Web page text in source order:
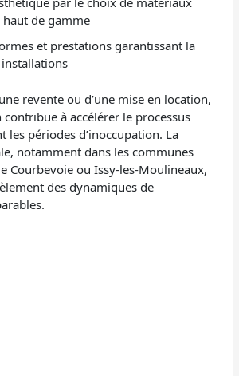
de gamme
et prestations garantissant la
revente ou d’une mise en location,
à accélérer le processus
les périodes d’inoccupation. La
notamment dans les communes
Courbevoie ou Issy-les-Moulineaux,
des dynamiques de